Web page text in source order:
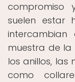
compromiso
suelen estar
muestra de la
los anillos, las
como